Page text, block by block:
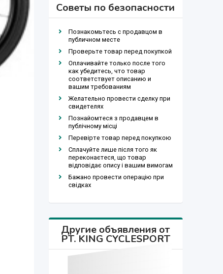
Советы по безопасности
Познакомьтесь с продавцом в
публичном месте
Проверьте товар перед покупкой
Оплачивайте только после того
как убедитесь, что товар
соответствует описанию и
вашим требованиям
Желательно провести сделку при
свидетелях
Познайомтеся з продавцем в
публічному місці
Перевірте товар перед покупкою
Сплачуйте лише після того як
переконаєтеся, що товар
відповідає опису і вашим вимогам
Бажано провести операцію при
свідках
Другие объявления от
PT. KING CYCLESPORT